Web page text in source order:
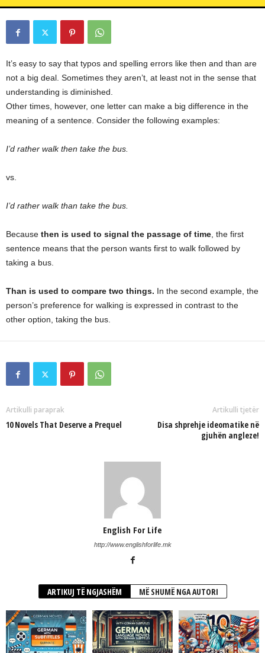
L
It’s easy to say that typos and spelling errors like then and than are
not a big deal. Sometimes they aren’t, at least not in the sense that
understanding is diminished.
Other times, however, one letter can make a big difference in the
meaning of a sentence. Consider the following examples:
I’d rather walk then take the bus.
vs.
I’d rather walk than take the bus.
Because then is used to signal the passage of time, the first
sentence means that the person wants first to walk followed by
taking a bus.
Than is used to compare two things. In the second example, the
person’s preference for walking is expressed in contrast to the
other option, taking the bus.
Artikulli paraprak
10 Novels That Deserve a Prequel
Artikulli tjetër
Disa shprehje ideomatike në
gjuhën angleze!
English For Life
http://www.englishforlife.mk
ARTIKUJ TË NGJASHËM MË SHUMË NGA AUTORI